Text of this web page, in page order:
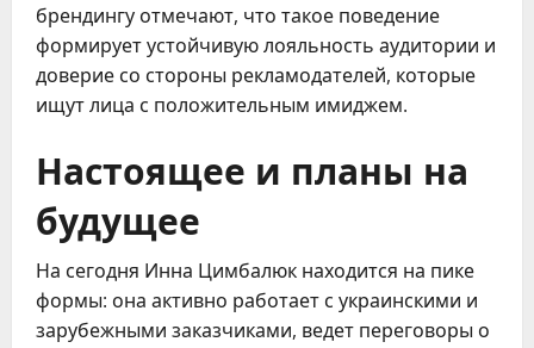
брендингу отмечают, что такое поведение
формирует устойчивую лояльность аудитории и
доверие со стороны рекламодателей, которые
ищут лица с положительным имиджем.
Настоящее и планы на
будущее
На сегодня Инна Цимбалюк находится на пике
формы: она активно работает с украинскими и
зарубежными заказчиками, ведет переговоры о